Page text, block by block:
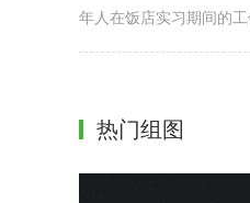
年人在饭店实习期间的
热门组图